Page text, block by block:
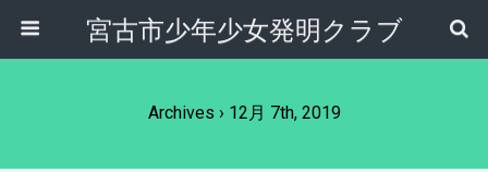
宮古市少年少女発明クラブ
Archives › 12月 7th, 2019